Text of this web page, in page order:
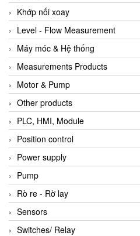
Khớp nối xoay
Level - Flow Measurement
Máy móc & Hệ thống
Measurements Products
Motor & Pump
Other products
PLC, HMI, Module
Position control
Power supply
Pump
Rò re - Rờ lay
Sensors
Switches/ Relay